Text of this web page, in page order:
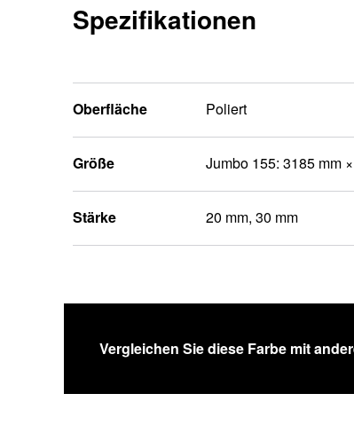
Spezifikationen
Oberfläche Poliert
Größe Jumbo 155: 3185 mm
Stärke 20 mm, 30 mm
Vergleichen Sie diese Farbe mit